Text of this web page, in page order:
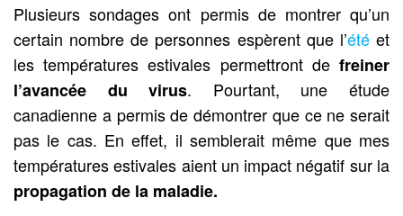
Plusieurs sondages ont permis de montrer qu’un
certain nombre de personnes espèrent que l’étéet
les températures estivales permettront de freiner
l’avancée du virus. Pourtant, une étude
canadienne a permis de démontrer que ce ne serait
pas le cas. En effet, il semblerait même que mes
températures estivales aient un impact négatif sur la
propagation de la maladie.